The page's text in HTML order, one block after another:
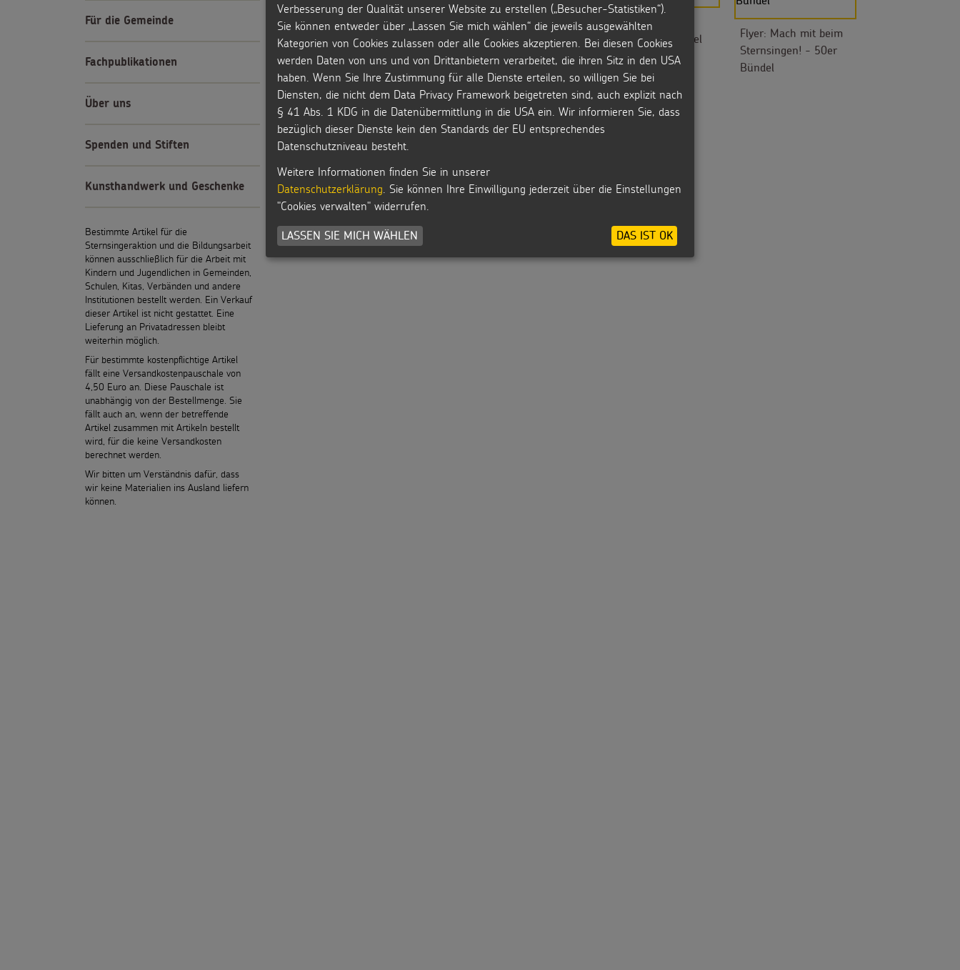
Für die Gemeinde
Fachpublikationen
Über uns
Spenden und Stiften
Kunsthandwerk und Geschenke
Bestimmte Artikel für die
Sternsingeraktion und die Bildungsarbeit
können ausschließlich für die Arbeit mit
Kindern und Jugendlichen in Gemeinden,
Schulen, Kitas, Verbänden und andere
Institutionen bestellt werden. Ein Verkauf
dieser Artikel ist nicht gestattet. Eine
Lieferung an Privatadressen bleibt
weiterhin möglich.
Für bestimmte kostenpflichtige Artikel
fällt eine Versandkostenpauschale von
4,50 Euro an. Diese Pauschale ist
unabhängig von der Bestellmenge. Sie
fällt auch an, wenn der betreffende
Artikel zusammen mit Artikeln bestellt
wird, für die keine Versandkosten
berechnet werden.
Wir bitten um Verständnis dafür, dass
wir keine Materialien ins Ausland liefern
können.
Werkheft 2026
DVD: Der Film zur
Sternsingeraktion
2026
Segensbändchen
2026 - 25er Bündel
Flyer: Mach mit beim
Sternsingen! - 50er
Bündel
MEHR ANZEIGEN
Verbesserung der Qualität unserer Website zu erstellen („Besucher-Statistiken“).
Sie können entweder über „Lassen Sie mich wählen“ die jeweils ausgewählten
Kategorien von Cookies zulassen oder alle Cookies akzeptieren. Bei diesen Cookies
werden Daten von uns und von Drittanbietern verarbeitet, die ihren Sitz in den USA
haben. Wenn Sie Ihre Zustimmung für alle Dienste erteilen, so willigen Sie bei
Diensten, die nicht dem Data Privacy Framework beigetreten sind, auch explizit nach
§ 41 Abs. 1 KDG in die Datenübermittlung in die USA ein. Wir informieren Sie, dass
bezüglich dieser Dienste kein den Standards der EU entsprechendes
Datenschutzniveau besteht.
Weitere Informationen finden Sie in unserer
Datenschutzerklärung . Sie können Ihre Einwilligung jederzeit über die Einstellungen
"Cookies verwalten" widerrufen.
LASSEN SIE MICH WÄHLEN DAS IST OK